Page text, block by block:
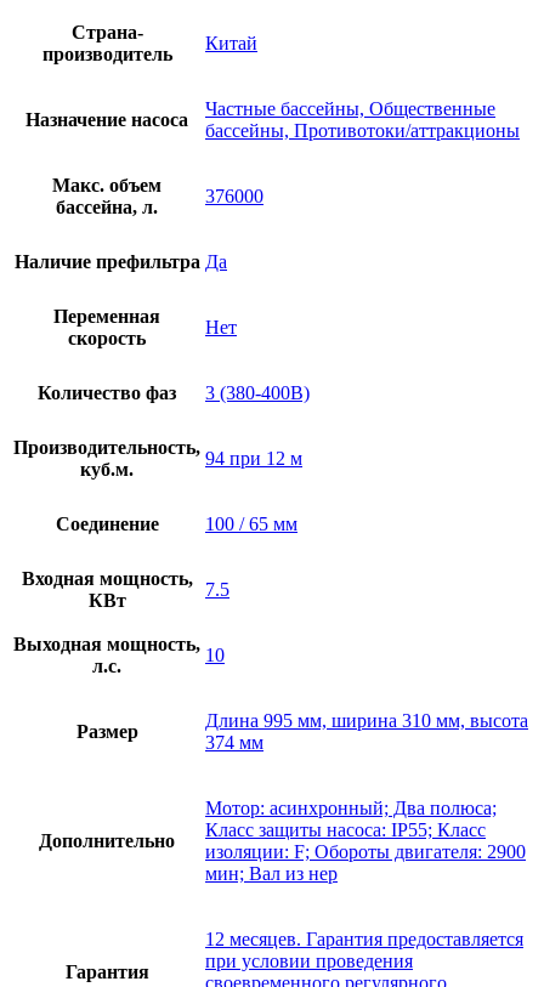
Страна-
производитель
Китай
Назначение насоса
Частные бассейны, Общественные
бассейны, Противотоки/аттракционы
Макс. объем
бассейна, л.
376000
Наличие префильтра Да
Переменная
скорость
Нет
Количество фаз 3 (380-400В)
Производительность,
куб.м.
94 при 12 м
Соединение 100 / 65 мм
Входная мощность,
КВт
7.5
Выходная мощность,
л.с.
10
Размер
Длина 995 мм, ширина 310 мм, высота
374 мм
Дополнительно
Мотор: асинхронный; Два полюса;
Класс защиты насоса: IP55; Класс
изоляции: F; Обороты двигателя: 2900
мин; Вал из нер
Гарантия
12 месяцев. Гарантия предоставляется
при условии проведения
своевременного регулярного